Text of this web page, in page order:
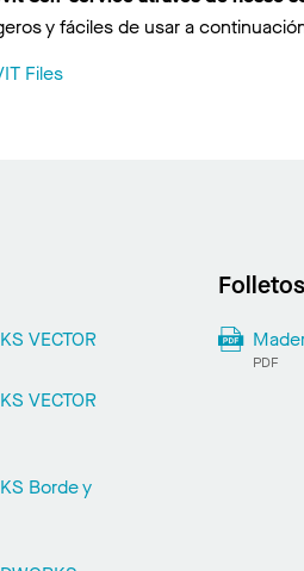
y fáciles de usar a
Files
VECTOR
VECTOR
Borde y
Folletos
PDF